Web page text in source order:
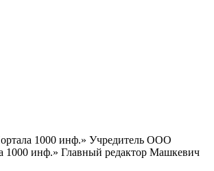
1000 инф.» Учредитель ООО
1000 инф.» Главный редактор Машкевич